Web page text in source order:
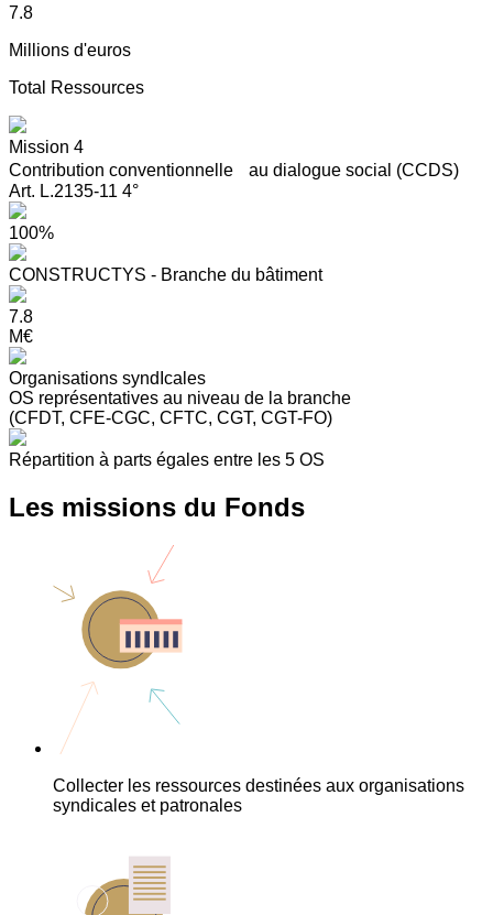
7.8
Millions d'euros
Total Ressources
Mission 4
Contribution conventionnelle au dialogue social (CCDS)
Art. L.2135-11 4°
100%
CONSTRUCTYS - Branche du bâtiment
7.8
M€
Organisations syndIcales
OS représentatives au niveau de la branche
(CFDT, CFE-CGC, CFTC, CGT, CGT-FO)
Répartition à parts égales entre les 5 OS
Les missions du Fonds
Collecter les ressources destinées aux organisations
syndicales et patronales